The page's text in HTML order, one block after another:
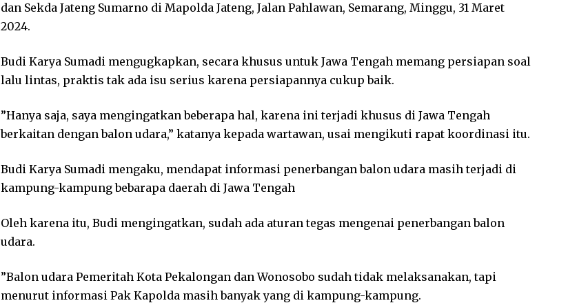
dan Sekda Jateng Sumarno di Mapolda Jateng, Jalan Pahlawan, Semarang, Minggu, 31 Maret
2024.
Budi Karya Sumadi mengugkapkan, secara khusus untuk Jawa Tengah memang persiapan soal
lalu lintas, praktis tak ada isu serius karena persiapannya cukup baik.
”Hanya saja, saya mengingatkan beberapa hal, karena ini terjadi khusus di Jawa Tengah
berkaitan dengan balon udara,” katanya kepada wartawan, usai mengikuti rapat koordinasi itu.
Budi Karya Sumadi mengaku, mendapat informasi penerbangan balon udara masih terjadi di
kampung-kampung bebarapa daerah di Jawa Tengah
Oleh karena itu, Budi mengingatkan, sudah ada aturan tegas mengenai penerbangan balon
udara.
”Balon udara Pemeritah Kota Pekalongan dan Wonosobo sudah tidak melaksanakan, tapi
menurut informasi Pak Kapolda masih banyak yang di kampung-kampung.